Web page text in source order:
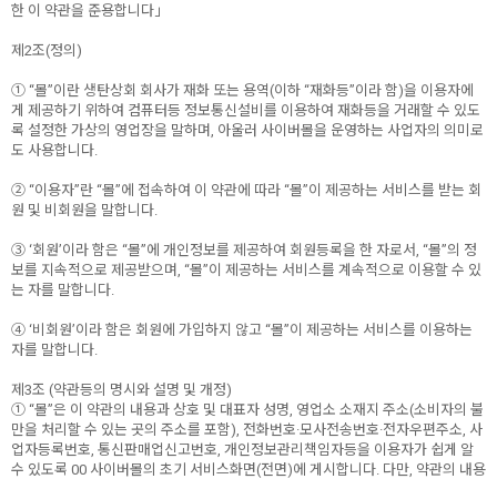
한 이 약관을 준용합니다」
제2조(정의)
① “몰”이란 생탄상회 회사가 재화 또는 용역(이하 “재화등”이라 함)을 이용자에
게 제공하기 위하여 컴퓨터등 정보통신설비를 이용하여 재화등을 거래할 수 있도
록 설정한 가상의 영업장을 말하며, 아울러 사이버몰을 운영하는 사업자의 의미로
도 사용합니다.
② “이용자”란 “몰”에 접속하여 이 약관에 따라 “몰”이 제공하는 서비스를 받는 회
원 및 비회원을 말합니다.
③ ‘회원’이라 함은 “몰”에 개인정보를 제공하여 회원등록을 한 자로서, “몰”의 정
보를 지속적으로 제공받으며, “몰”이 제공하는 서비스를 계속적으로 이용할 수 있
는 자를 말합니다.
④ ‘비회원’이라 함은 회원에 가입하지 않고 “몰”이 제공하는 서비스를 이용하는
자를 말합니다.
제3조 (약관등의 명시와 설명 및 개정)
① “몰”은 이 약관의 내용과 상호 및 대표자 성명, 영업소 소재지 주소(소비자의 불
만을 처리할 수 있는 곳의 주소를 포함), 전화번호·모사전송번호·전자우편주소, 사
업자등록번호, 통신판매업신고번호, 개인정보관리책임자등을 이용자가 쉽게 알
수 있도록 00 사이버몰의 초기 서비스화면(전면)에 게시합니다. 다만, 약관의 내용